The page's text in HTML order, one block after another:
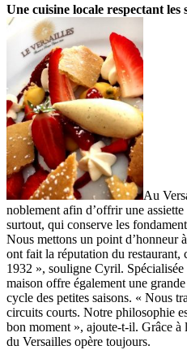
Une cuisine locale respectant les
Au
noblement afin d’offrir une
surtout, qui conserve les
Nous mettons un point d’honneur
ont fait la réputation du restaurant,
1932 », souligne Cyril.
maison offre également une
cycle des petites saisons. « Nous
circuits courts. Notre philosophie
bon moment », ajoute-t-il. Grâce à
du Versailles opère toujours.